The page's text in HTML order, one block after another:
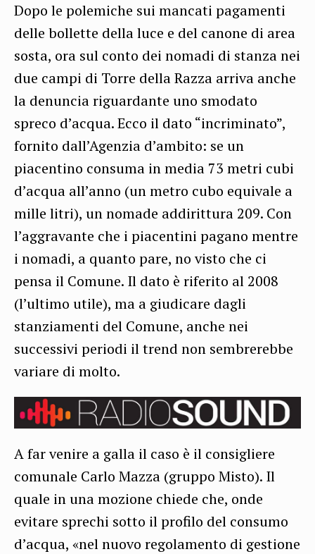
Dopo le polemiche sui mancati pagamenti
delle bollette della luce e del canone di area
sosta, ora sul conto dei nomadi di stanza nei
due campi di Torre della Razza arriva anche
la denuncia riguardante uno smodato
spreco d’acqua. Ecco il dato “incriminato”,
fornito dall’Agenzia d’ambito: se un
piacentino consuma in media 73 metri cubi
d’acqua all’anno (un metro cubo equivale a
mille litri), un nomade addirittura 209. Con
l’aggravante che i piacentini pagano mentre
i nomadi, a quanto pare, no visto che ci
pensa il Comune. Il dato è riferito al 2008
(l’ultimo utile), ma a giudicare dagli
stanziamenti del Comune, anche nei
successivi periodi il trend non sembrerebbe
variare di molto.
A far venire a galla il caso è il consigliere
comunale Carlo Mazza (gruppo Misto). Il
quale in una mozione chiede che, onde
evitare sprechi sotto il profilo del consumo
d’acqua, «nel nuovo regolamento di gestione